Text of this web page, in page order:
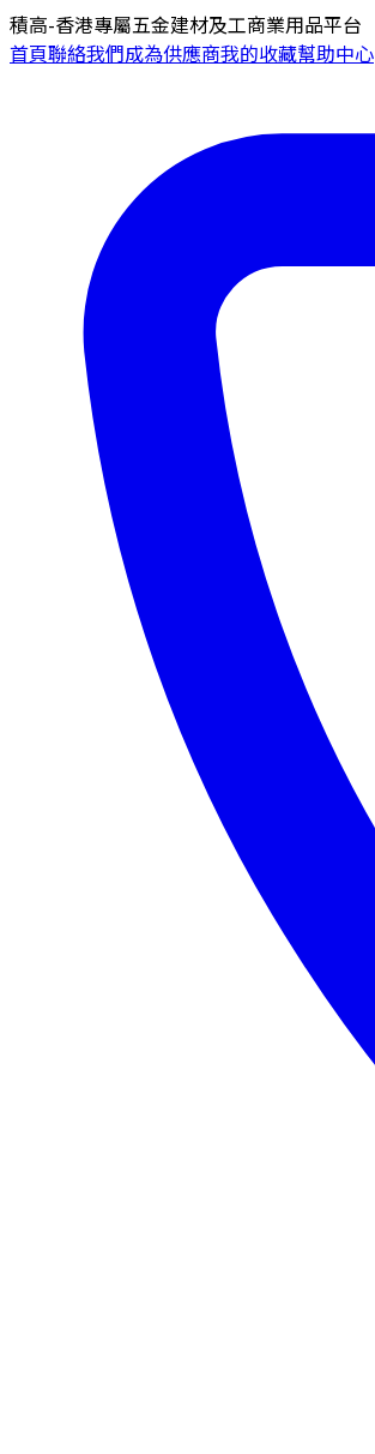
積高-香港專屬五金建材及工商業用品平台
首頁聯絡我們成為供應商我的收藏幫助中心